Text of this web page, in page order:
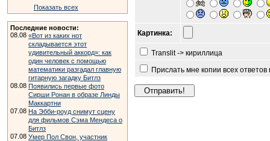
Показать всех
Последние новости:
08.08 «Вот из каких нот
складывается этот
удивительный аккорд»: как
один человек с помощью
математики разгадал главную
гитарную загадку Битлз
08.08 Появились первые фото
Сирши Ронан в образе Линды
Маккартни
07.08 На Эбби-роуд снимут сцену
для фильмов Сэма Мендеса о
Битлз
07.08 Умер Пол Свон, участник
Картинка:
Translit -> кириллица
Прислать мне копии всех